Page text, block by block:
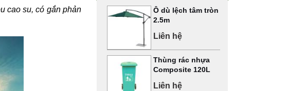
cao su, có gắn phản
Ô dù lệch tâm tròn
2.5m
Liên hệ
Thùng rác nhựa
Composite 120L
Liên hệ